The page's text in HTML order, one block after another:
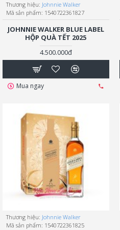
Thương hiệu: Johnnie Walker
Mã sản phẩm: 1540722361827
JOHNNIE WALKER BLUE LABEL
HỘP QUÀ TẾT 2025
4.500.000đ
Mua ngay
Thương hiệu: Johnnie Walker
Mã sản phẩm: 1540722361825